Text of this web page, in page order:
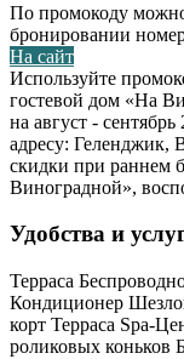
По промокоду
бронировании
На сайт
Используйте
гостевой дом «На
на август -
адресу: Геленджик,
скидки при раннем
Виноградной»,
Удобства и
Терраса
Кондиционер
корт Терраса Spa-
роликовых коньков